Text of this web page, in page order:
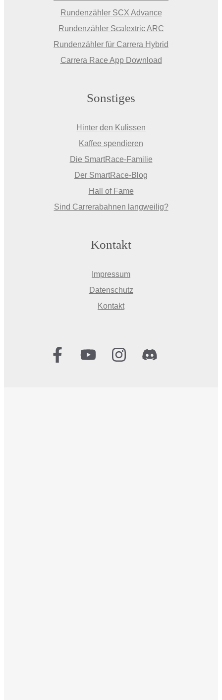
Rundenzähler SCX Advance
Rundenzähler Scalextric ARC
Rundenzähler für Carrera Hybrid
Carrera Race App Download
Sonstiges
Hinter den Kulissen
Kaffee spendieren
Die SmartRace-Familie
Der SmartRace-Blog
Hall of Fame
Sind Carrerabahnen langweilig?
Kontakt
Impressum
Datenschutz
Kontakt